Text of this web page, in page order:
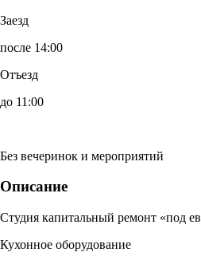
Заезд
после 14:00
Отъезд
до 11:00
Без вечеринок и мероприятий
Описание
Студия капитальный ремонт «под
Кухонное оборудование